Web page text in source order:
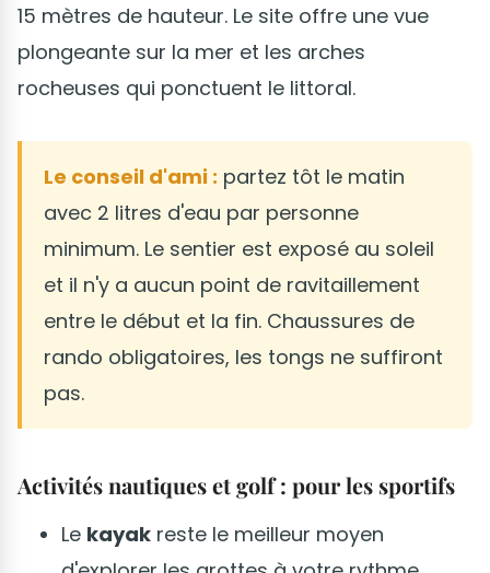
15 mètres de hauteur. Le site offre une vue
plongeante sur la mer et les arches
rocheuses qui ponctuent le littoral.
Le conseil d'ami : partez tôt le matin
avec 2 litres d'eau par personne
minimum. Le sentier est exposé au soleil
et il n'y a aucun point de ravitaillement
entre le début et la fin. Chaussures de
rando obligatoires, les tongs ne suffiront
pas.
Activités nautiques et golf : pour les sportifs
Le kayak reste le meilleur moyen